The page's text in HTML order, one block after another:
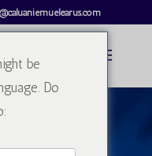
be
Do